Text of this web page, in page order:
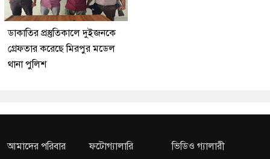
ডাকাতির প্রস্তুতিকালে দুইজনকে
গ্রেফতার করেছে মিরপুর মডেল
থানা পুলিশ
আমাদের পরিবার ফটোগ্যালারি ভিডিও গ্যালারী